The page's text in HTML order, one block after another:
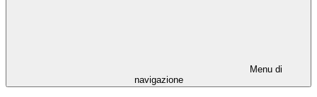
Menu di
navigazione